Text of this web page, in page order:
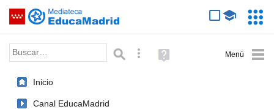
Saltar navegación
Palabra o frase: Búsqueda avanzada
Ayuda
(en
Inicio
Canal EducaMadrid